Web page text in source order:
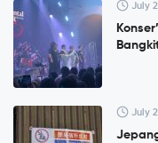
July
July